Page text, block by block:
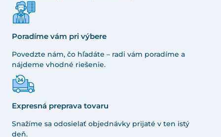
Poradíme vám pri výbere
Povedzte nám, čo hľadáte – radi vám poradíme a
nájdeme vhodné riešenie.
Expresná preprava tovaru
Snažíme sa odosielať objednávky prijaté v ten istý
deň.